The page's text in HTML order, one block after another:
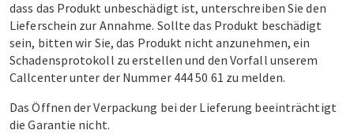
dass das Produkt unbeschädigt ist, unterschreiben Sie den
Lieferschein zur Annahme. Sollte das Produkt beschädigt
sein, bitten wir Sie, das Produkt nicht anzunehmen, ein
Schadensprotokoll zu erstellen und den Vorfall unserem
Callcenter unter der Nummer 444 50 61 zu melden.
Das Öffnen der Verpackung bei der Lieferung beeinträchtigt
die Garantie nicht.